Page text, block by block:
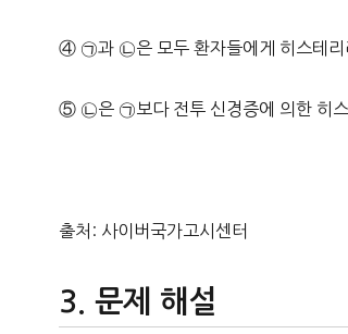
④ ㉠과 ㉡은 모두 환자들에게 히스테리
⑤ ㉡은 ㉠보다 전투 신경증에 의한 히
출처: 사이버국가고시센터
문제 해설